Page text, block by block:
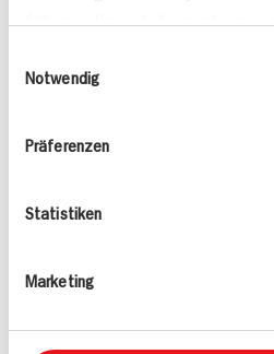
bereitgestellt haben oder
Notwendig
Präferenzen
Statistiken
Marketing
2.